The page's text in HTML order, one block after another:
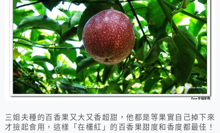
三姐夫種的百香果又大又香超甜，他都是等果實自己掉下來
才撿起食用，這樣「在欉紅」的百香果甜度和香度都最佳！